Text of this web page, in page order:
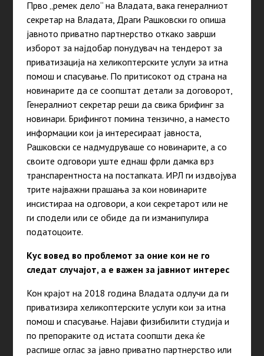
Прво ремек дело“на Владата, вака генералниот
секретар на Владата, Драги Рашковски го опиша
јавното приватно партнерство откако заврши
изборот за најдобар понудувач на тендерот за
приватизација на хеликоптерските услуги за итна
помош и спасување. По притисокот од страна на
новинарите да се соопштат детали за договорот,
Генералниот секретар реши да свика брифинг за
новинари. Брифингот помина тензично, а наместо
информации кои ја интересираат јавноста,
Рашковски се надмудруваше со новинарите, а со
своите одговори уште еднаш фрли дамка врз
транспарентноста на постапката. ИРЛ ги издвојува
трите најважни прашања за кои новинарите
инсистираа на одговори, а кои секретарот или не
ги сподели или се обиде да ги изманипулира
податоцоите.
Кус вовед во проблемот за оние кои не го
следат случајот, а е важен за јавниот интерес
Кон крајот на 2018 година Владата одлучи да ги
приватизира хеликоптерските услуги кои за итна
помош и спасување. Најави физибилити студија и
по препораките од истата соопшти дека ќе
распише оглас за јавно приватно партнерство или